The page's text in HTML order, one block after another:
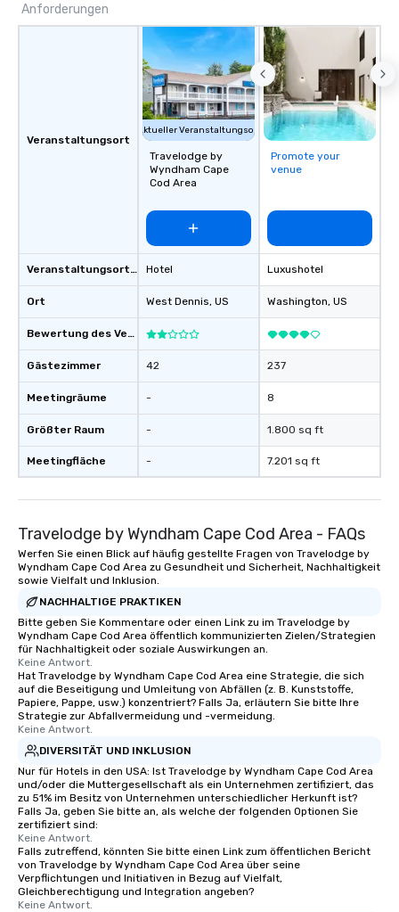
laughter and amazement. Our
magicians are experts in engaging
every guest, from the CEO to the new
hire, and to your clients. Through
walk-around magic during cocktail
hours or intimate shows that blend
sleight-of-hand with personalized
storytelling, we energize your crowd
and spark real conversations. Want to
reinforce your company message? We
your logo, product, or mission is
seamlessly blended into the magic.
magicians draw in a crowd and leave
a lasting impression with fun,
interactive presentations that
showcase your brand. *** More Than
Magic—We Motivate and Inspire *** Our
performances go beyond
motivational shows designed to build
trust, collaboration, and a sense of
wonder among teams. Led by
for his charisma, professionalism, and
with actionable insights that resonate
long after the applause. Whether
you're looking to reenergize your
team, celebrate milestones, or simply
Magic delivers with charm, elegance,
and creativity. With a show
customized to your goals, your team
will walk away inspired, unified, and
ready to create their own magic in the
workplace. *** Let's create Magic
Together! *** Contact us now to learn
more about our program and prices.
Anforderungen
Veranstaltungsort
Veranstaltungsortstyp
Ort
Bewertung des Veranstaltungsortes
Gästezimmer
Meetingräume
Größter Raum
Meetingfläche
Aktueller Veranstaltungsort
Travelodge by
Wyndham Cape
Cod Area
Hotel
West Dennis, US
42
-
-
-
Promote your
venue
Luxushotel
Washington, US
237
8
1.800 sq ft
7.201 sq ft
Travelodge by Wyndham Cape Cod Area - FAQs
Werfen Sie einen Blick auf häufig gestellte Fragen von Travelodge by
Wyndham Cape Cod Area zu Gesundheit und Sicherheit, Nachhaltigkeit
sowie Vielfalt und Inklusion.
NACHHALTIGE PRAKTIKEN
Bitte geben Sie Kommentare oder einen Link zu im Travelodge by
Wyndham Cape Cod Area öffentlich kommunizierten Zielen/Strategien
für Nachhaltigkeit oder soziale Auswirkungen an.
Keine Antwort.
Hat Travelodge by Wyndham Cape Cod Area eine Strategie, die sich
auf die Beseitigung und Umleitung von Abfällen (z. B. Kunststoffe,
Papiere, Pappe, usw.) konzentriert? Falls Ja, erläutern Sie bitte Ihre
Strategie zur Abfallvermeidung und -vermeidung.
Keine Antwort.
DIVERSITÄT UND INKLUSION
Nur für Hotels in den USA: Ist Travelodge by Wyndham Cape Cod Area
und/oder die Muttergesellschaft als ein Unternehmen zertifiziert, das
zu 51% im Besitz von Unternehmen unterschiedlicher Herkunft ist?
Falls Ja, geben Sie bitte an, als welche der folgenden Optionen Sie
zertifiziert sind:
Keine Antwort.
Falls zutreffend, könnten Sie bitte einen Link zum öffentlichen Bericht
von Travelodge by Wyndham Cape Cod Area über seine
Verpflichtungen und Initiativen in Bezug auf Vielfalt,
Gleichberechtigung und Integration angeben?
Keine Antwort.